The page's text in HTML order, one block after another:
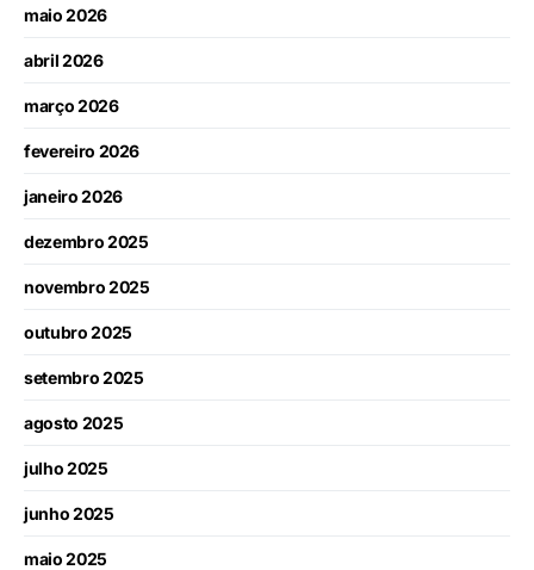
maio 2026
abril 2026
março 2026
fevereiro 2026
janeiro 2026
dezembro 2025
novembro 2025
outubro 2025
setembro 2025
agosto 2025
julho 2025
junho 2025
maio 2025